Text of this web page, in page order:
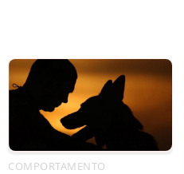
COMPORTAMENTO